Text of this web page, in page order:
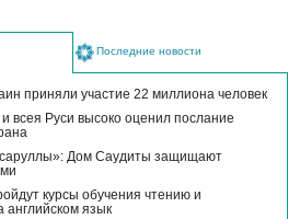
Последние новости
приняли участие 22 миллиона человек
всея Руси высоко оценил послание
Дом Саудиты защищают
курсы обучения чтению и
английском язык